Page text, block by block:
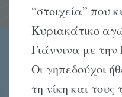
“στοιχεία” που
Kυριακάτικο
Γιάννινα με την
Oι γηπεδούχοι
τη νίκη και